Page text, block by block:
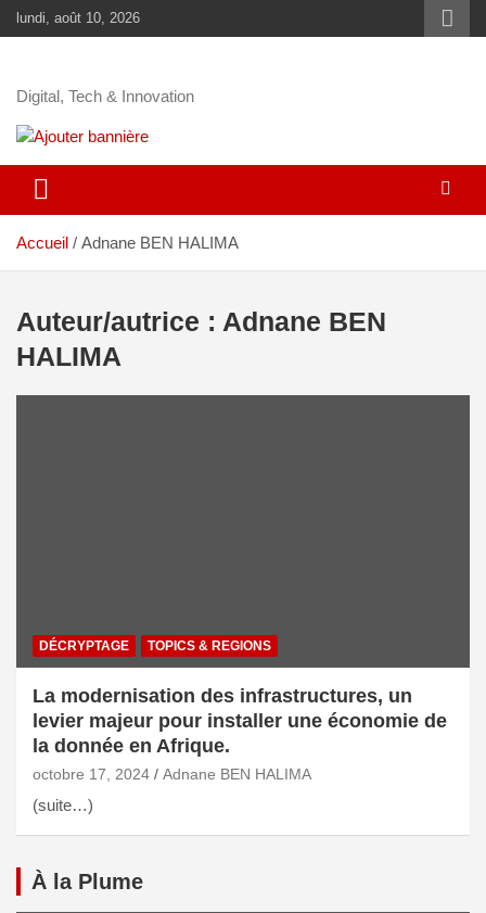
lundi, août 10, 2026
Digital, Tech & Innovation
Accueil Adnane BEN HALIMA
Auteur/autrice : Adnane BEN
HALIMA
DÉCRYPTAGE TOPICS & REGIONS
La modernisation des infrastructures, un
levier majeur pour installer une économie de
la donnée en Afrique.
octobre 17, 2024 Adnane BEN HALIMA
(suite…)
À la Plume